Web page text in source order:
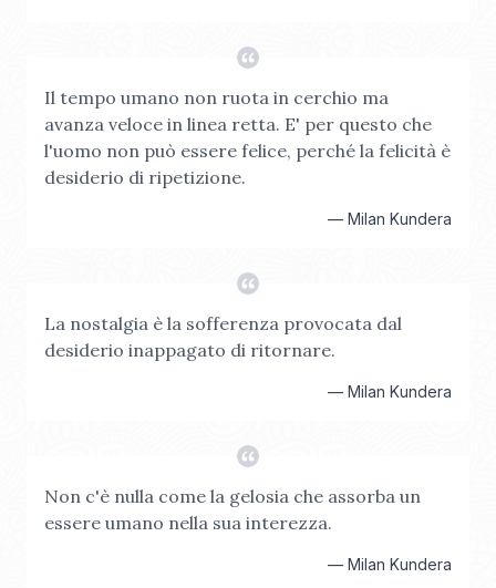
Il tempo umano non ruota in cerchio ma
avanza veloce in linea retta. E' per questo che
l'uomo non può essere felice, perché la felicità è
desiderio di ripetizione.
— Milan Kundera
La nostalgia è la sofferenza provocata dal
desiderio inappagato di ritornare.
— Milan Kundera
Non c'è nulla come la gelosia che assorba un
essere umano nella sua interezza.
— Milan Kundera